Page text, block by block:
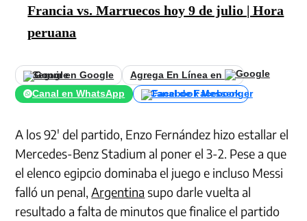
Francia vs. Marruecos hoy 9 de julio | Hora
peruana
Seguir en Google
Agrega En Línea en
Canal en WhatsApp
Canal de Facebook
A los 92′ del partido, Enzo Fernández hizo estallar el
Mercedes-Benz Stadium al poner el 3-2. Pese a que
el elenco egipcio dominaba el juego e incluso Messi
falló un penal,Argentina supo darle vuelta al
resultado a falta de minutos que finalice el partido